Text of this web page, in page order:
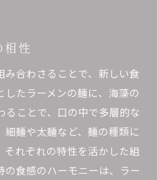
相性
み合わさることで、新しい食
たラーメンの麺に、海藻の
ることで、口の中で多層的な
麺や太麺など、麺の種類に
れぞれの特性を活かした組
食感のハーモニーは、ラー